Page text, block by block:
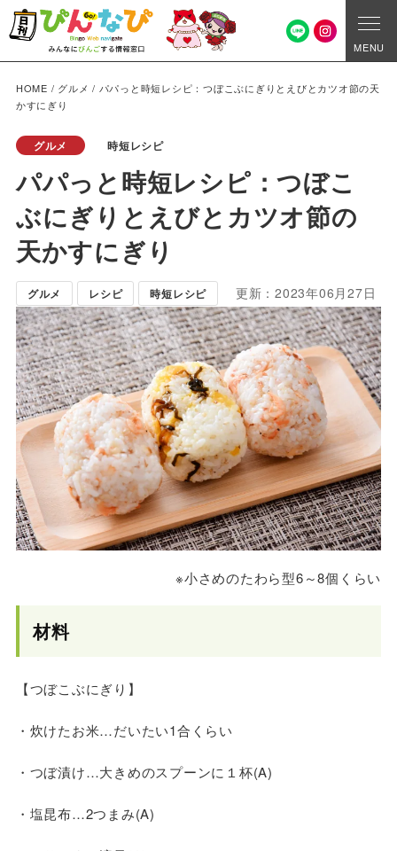
MENU
HOME / グルメ / パパっと時短レシピ：つぼこぶにぎりとえびとカツオ節の天
かすにぎり
グルメ 時短レシピ
パパっと時短レシピ：つぼこ
ぶにぎりとえびとカツオ節の
天かすにぎり
グルメ レシピ 時短レシピ 更新：2023年06月27日
※小さめのたわら型6～8個くらい
材料
【つぼこぶにぎり】
・炊けたお米…だいたい1合くらい
・つぼ漬け…大きめのスプーンに１杯(A)
・塩昆布…2つまみ(A)